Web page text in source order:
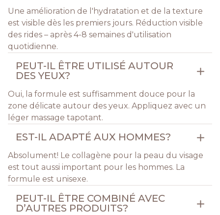
Une amélioration de l'hydratation et de la texture
est visible dès les premiers jours. Réduction visible
des rides – après 4-8 semaines d'utilisation
quotidienne.
PEUT-IL ÊTRE UTILISÉ AUTOUR
DES YEUX?
Oui, la formule est suffisamment douce pour la
zone délicate autour des yeux. Appliquez avec un
léger massage tapotant.
EST-IL ADAPTÉ AUX HOMMES?
Absolument! Le collagène pour la peau du visage
est tout aussi important pour les hommes. La
formule est unisexe.
PEUT-IL ÊTRE COMBINÉ AVEC
D’AUTRES PRODUITS?